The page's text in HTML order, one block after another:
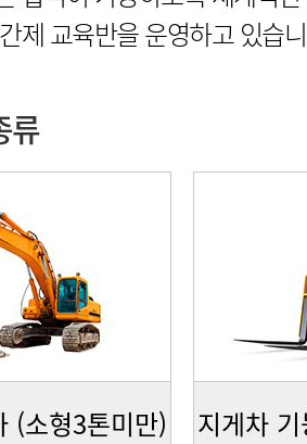
제 교육반을 운영하고 있습
류
(소형3톤미만) 지게차